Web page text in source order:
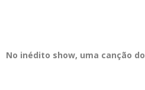
No inédito show, uma canção